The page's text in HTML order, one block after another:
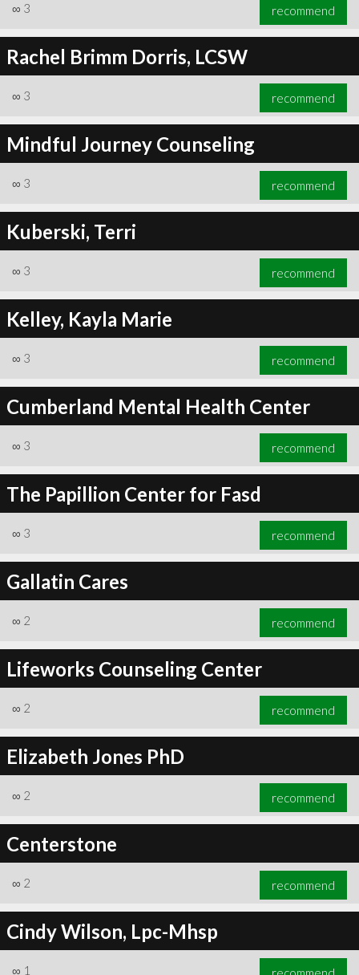
∞ 3 recommend
Rachel Brimm Dorris, LCSW
∞ 3 recommend
Mindful Journey Counseling
∞ 3 recommend
Kuberski, Terri
∞ 3 recommend
Kelley, Kayla Marie
∞ 3 recommend
Cumberland Mental Health Center
∞ 3 recommend
The Papillion Center for Fasd
∞ 3 recommend
Gallatin Cares
∞ 2 recommend
Lifeworks Counseling Center
∞ 2 recommend
Elizabeth Jones PhD
∞ 2 recommend
Centerstone
∞ 2 recommend
Cindy Wilson, Lpc-Mhsp
∞ 1